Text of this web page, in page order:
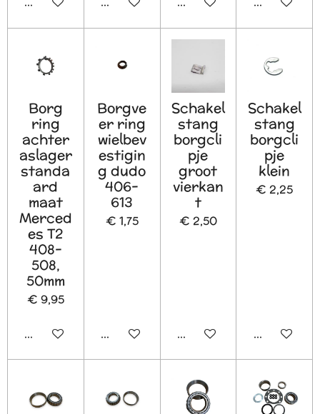
Borg
ring
achter
aslager
standa
ard
maat
Merced
es T2
408-
508,
50mm
€ 9,95
In winkelwagen
Borgve
er ring
wielbev
estigin
g dudo
406-
613
€ 1,75
In winkelwagen
Schakel
stang
borgcli
pje
groot
vierkan
t
€ 2,50
In winkelwagen
Schakel
stang
borgcli
pje
klein
€ 2,25
In